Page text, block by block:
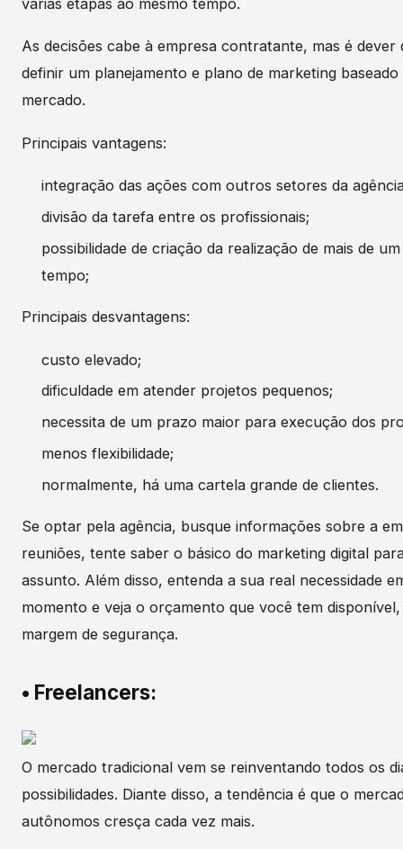
As decisões cabe à empresa contratante, mas é dever
definir um planejamento e plano de marketing baseado
mercado.
Principais vantagens:
integração das ações com outros setores da
divisão da tarefa entre os profissionais;
possibilidade de criação da realização de mais de
tempo;
Principais desvantagens:
custo elevado;
dificuldade em atender projetos pequenos;
necessita de um prazo maior para execução dos
menos flexibilidade;
normalmente, há uma cartela grande de clientes.
Se optar pela agência, busque informações sobre a
reuniões, tente saber o básico do marketing digital
assunto. Além disso, entenda a sua real necessidade
momento e veja o orçamento que você tem
margem de segurança.
• Freelancers:
O mercado tradicional vem se reinventando todos os
possibilidades. Diante disso, a tendência é que o
autônomos cresça cada vez mais.